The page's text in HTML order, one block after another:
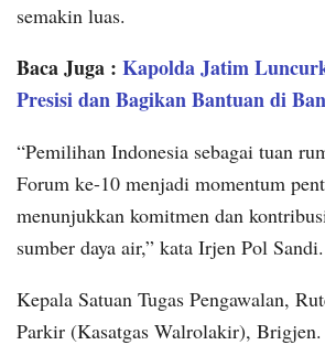
semakin luas.
Baca Juga : Kapolda Jatim
Presisi dan Bagikan Bantuan di
“Pemilihan Indonesia sebagai tuan
Forum ke-10 menjadi momentum
menunjukkan komitmen dan
sumber daya air,” kata Irjen Pol Sandi.
Kepala Satuan Tugas Pengawalan,
Parkir (Kasatgas Walrolakir),